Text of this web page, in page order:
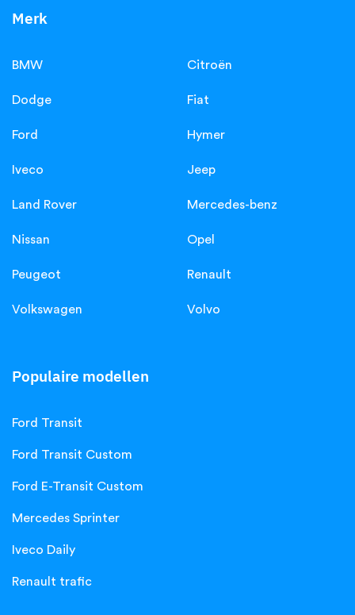
Merk
BMW Citroën
Dodge Fiat
Ford Hymer
Iveco Jeep
Land Rover Mercedes-benz
Nissan Opel
Peugeot Renault
Volkswagen Volvo
Populaire modellen
Ford Transit
Ford Transit Custom
Ford E-Transit Custom
Mercedes Sprinter
Iveco Daily
Renault trafic